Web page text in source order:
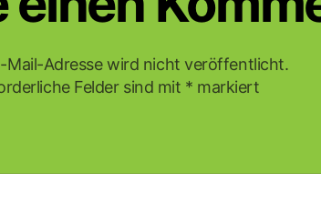
Mail-Adresse wird nicht veröffentlicht.
Felder sind mit * markiert